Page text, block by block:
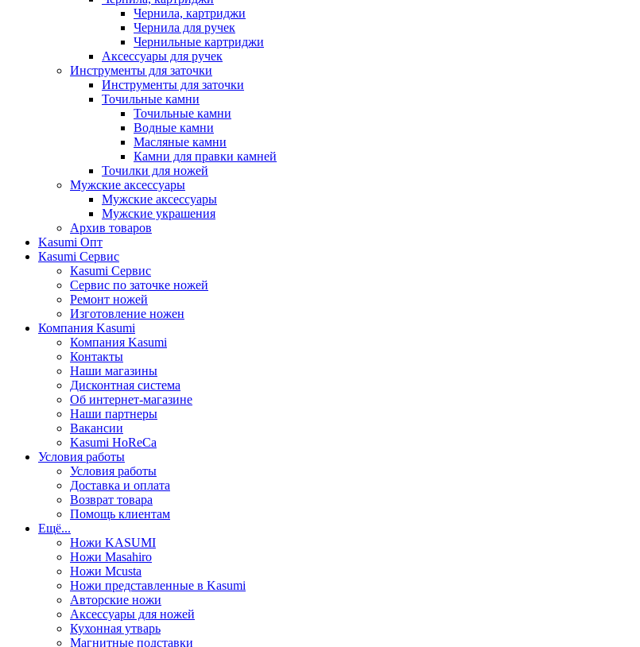
Чернила, картриджи
Чернила для ручек
Чернильные картриджи
Аксессуары для ручек
Инструменты для заточки
Инструменты для заточки
Точильные камни
Точильные камни
Водные камни
Масляные камни
Камни для правки камней
Точилки для ножей
Мужские аксессуары
Мужские аксессуары
Мужские украшения
Архив товаров
Kasumi Опт
Кasumi Сервис
Кasumi Сервис
Сервис по заточке ножей
Ремонт ножей
Изготовление ножен
Компания Kasumi
Компания Kasumi
Контакты
Наши магазины
Дисконтная система
Об интернет-магазине
Наши партнеры
Вакансии
Kasumi HoReCa
Условия работы
Условия работы
Доставка и оплата
Возврат товара
Помощь клиентам
Ещё...
Ножи KASUMI
Ножи Masahiro
Ножи Mcusta
Ножи представленные в Kasumi
Авторские ножи
Аксессуары для ножей
Кухонная утварь
Магнитные подставки